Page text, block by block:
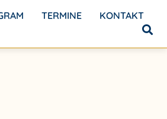
TERMINE KONTAKT